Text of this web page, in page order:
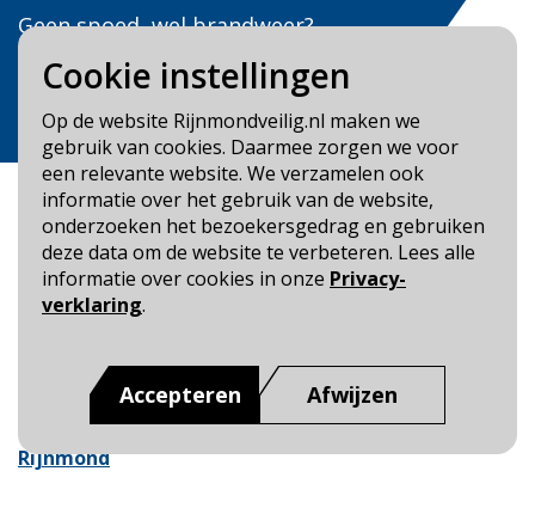
Cookie instellingen
Op de website Rijnmondveilig.nl maken we
gebruik van cookies. Daarmee zorgen we voor
een relevante website. We verzamelen ook
informatie over het gebruik van de website,
onderzoeken het bezoekersgedrag en gebruiken
deze data om de website te verbeteren. Lees alle
informatie over cookies in onze Privacy-
verklaring.
Accepteren Afwijzen
Geen spoed, wel brandweer?
Bel
Veilig Leven?
Bel 0900-8387
Blijf op de hoogte
Toegankelijkheid
Dit is een website van:Veiligheidsregio Rotterdam-
Rijnmond